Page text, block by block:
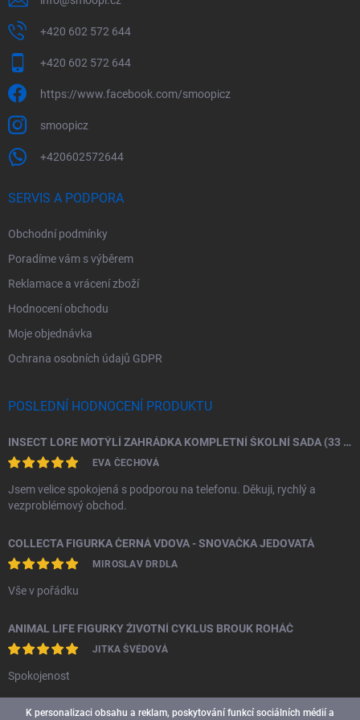
K personalizaci obsahu a reklam, poskytování funkcí sociálních médií a
+420 602 572 644
+420 602 572 644
https://www.facebook.com/smoopicz
smoopicz
+420602572644
SERVIS A PODPORA
Obchodní podmínky
Poradíme vám s výběrem
Reklamace a vrácení zboží
Hodnocení obchodu
Moje objednávka
Ochrana osobních údajů GDPR
POSLEDNÍ HODNOCENÍ PRODUKTU
INSECT LORE MOTÝLÍ ZAHRÁDKA KOMPLETNÍ ŠKOLNÍ SADA (33 HOUSENEK)
EVA ČECHOVÁ
Jsem velice spokojená s podporou na telefonu. Děkuji, rychlý a
vezproblémový obchod.
COLLECTA FIGURKA ČERNÁ VDOVA - SNOVAČKA JEDOVATÁ
MIROSLAV DRDLA
Vše v pořádku
ANIMAL LIFE FIGURKY ŽIVOTNÍ CYKLUS BROUK ROHÁČ
JITKA ŠVÉDOVÁ
Spokojenost